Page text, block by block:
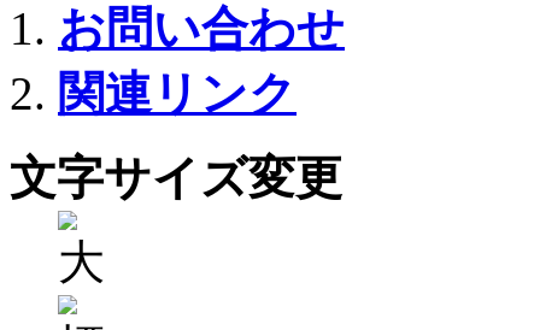
お問い合わせ
関連リンク
文字サイズ変更